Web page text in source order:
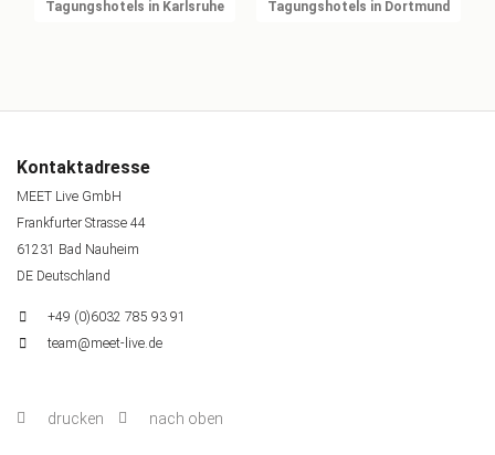
Tagungshotels in Karlsruhe Tagungshotels in Dortmund
Kontaktadresse
MEET Live GmbH
Frankfurter Strasse 44
61231 Bad Nauheim
DE Deutschland
+49 (0)6032 785 93 91
team@meet-live.de
drucken nach oben